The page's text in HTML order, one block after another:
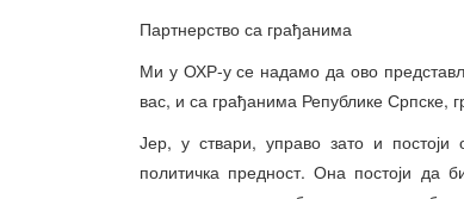
Партнерство са грађанима
Ми у ОХР-у се надамо да ово
вас, и са грађанима Републике Српске,
Јер, у ствари, управо зато и
политичка предност. Она постоји